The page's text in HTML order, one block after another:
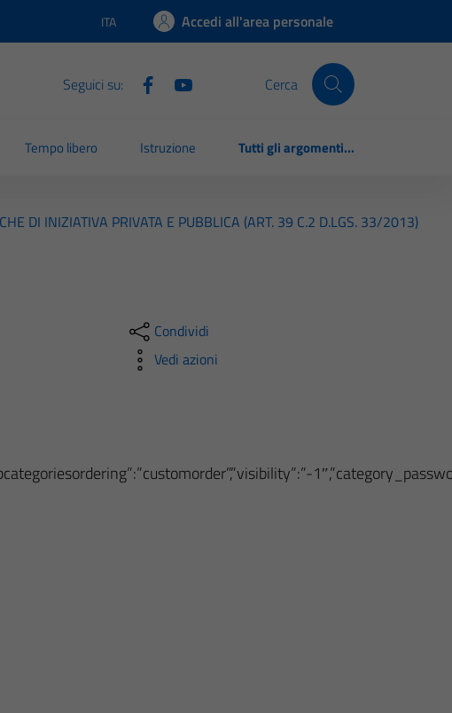
Lingua attiva:
ITA Accedi all'area personale
Seguici su: Cerca
Tempo libero Istruzione Tutti gli argomenti...
DI INIZIATIVA PRIVATA E PUBBLICA (ART. 39 C.2 D.LGS. 33/2013)
Condividi
Vedi azioni